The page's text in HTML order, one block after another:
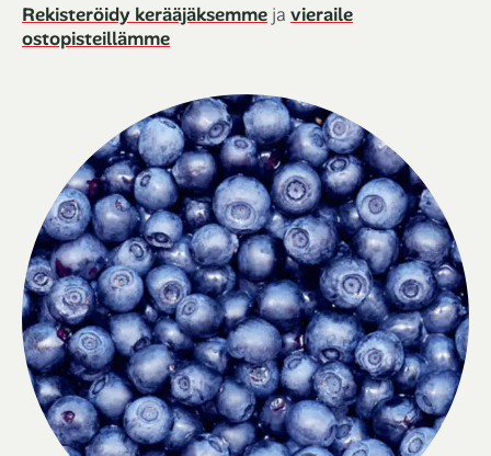
Rekisteröidy kerääjäksemme ja vieraile
ostopisteillämme